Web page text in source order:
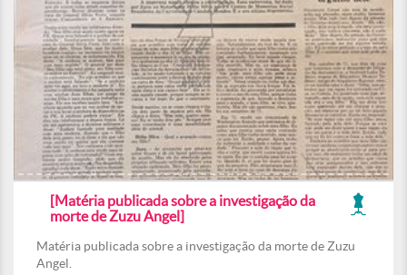
[Matéria publicada sobre a investigação da
morte de Zuzu Angel]
Matéria publicada sobre a investigação da morte de Zuzu
Angel.